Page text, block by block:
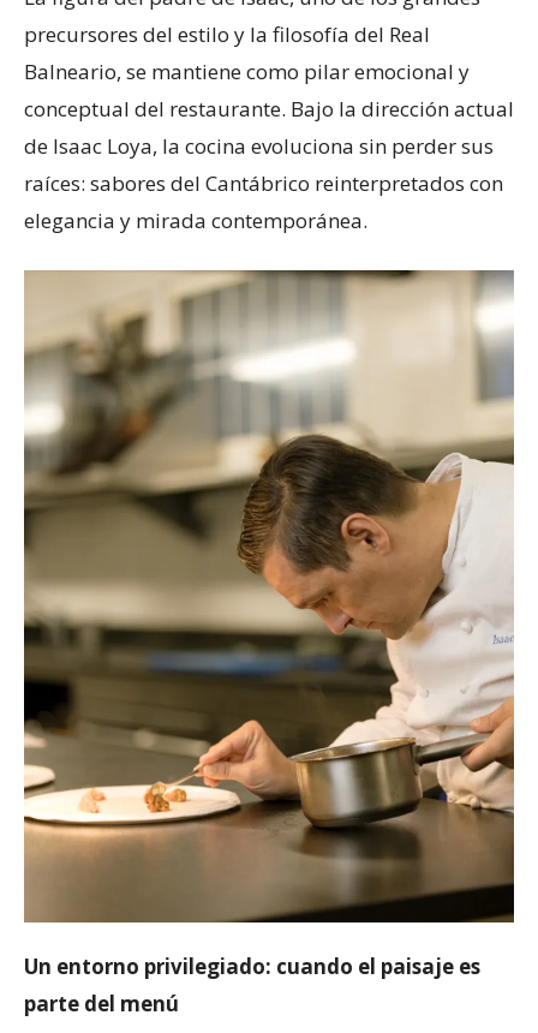
precursores del estilo y la filosofía del Real
Balneario, se mantiene como pilar emocional y
conceptual del restaurante. Bajo la dirección actual
de Isaac Loya, la cocina evoluciona sin perder sus
raíces: sabores del Cantábrico reinterpretados con
elegancia y mirada contemporánea.
Un entorno privilegiado: cuando el paisaje es
parte del menú